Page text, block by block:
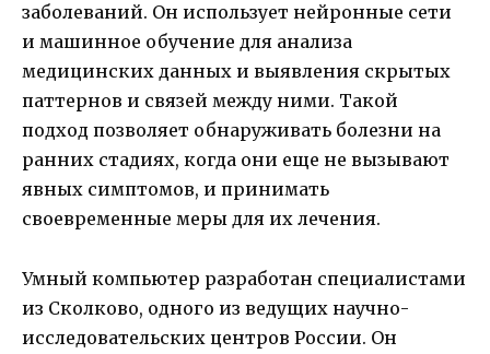
заболеваний. Он использует нейронные сети
и машинное обучение для анализа
медицинских данных и выявления скрытых
паттернов и связей между ними. Такой
подход позволяет обнаруживать болезни на
ранних стадиях, когда они еще не вызывают
явных симптомов, и принимать
своевременные меры для их лечения.
Умный компьютер разработан специалистами
из Сколково, одного из ведущих научно-
исследовательских центров России. Он